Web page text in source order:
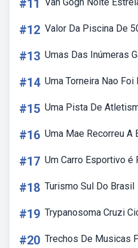
#11
#12 Valor Da Piscina De
#13 Umas Das Inúmeras
#14 Uma Torneira Nao Foi
#15 Uma Pista De
#16 Uma Mae Recorreu A
#17 Um Carro Esportivo é
#18 Turismo Sul Do Brasil
#19 Trypanosoma Cruzi
#20 Trechos De Musicas